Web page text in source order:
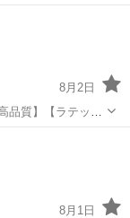
いたします。
8月2日
ブリックを使用 傷
8月1日